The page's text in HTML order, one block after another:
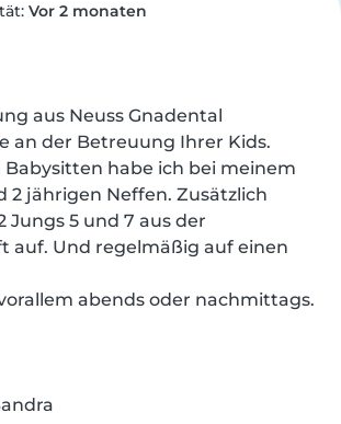
Vor 2 monaten
aus Neuss Gnadental
an der Betreuung Ihrer Kids.
habe ich bei meinem
2 jährigen Neffen. Zusätzlich
Jungs 5 und 7 aus der
auf. Und regelmäßig auf einen
abends oder nachmittags.